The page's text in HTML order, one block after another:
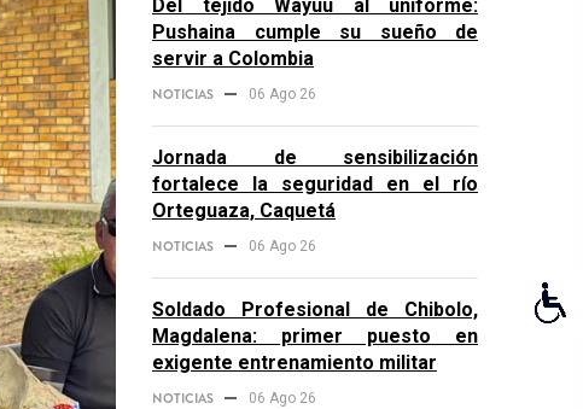
Del tejido Wayuu al uniforme:
Pushaina cumple su sueño de
servir a Colombia
NOTICIAS 06 Ago 26
Jornada de sensibilización
fortalece la seguridad en el río
Orteguaza, Caquetá
NOTICIAS 06 Ago 26
Soldado Profesional de Chibolo,
Magdalena: primer puesto en
exigente entrenamiento militar
NOTICIAS 06 Ago 26